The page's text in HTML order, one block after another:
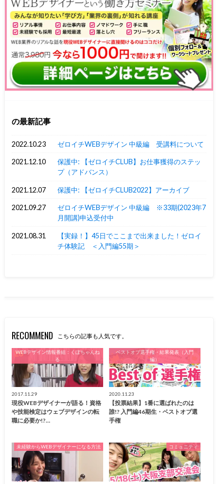
の最新記事
2022.10.23 ゼロイチWEBデザイン 中級編 受講料について
2021.12.10
保護中: 【ゼロイチCLUB】お仕事獲得のステッ
プ（アドバンス）
2021.12.07 保護中: 【ゼロイチCLUB2022】アーカイブ
2021.09.27
ゼロイチWEBデザイン 中級編 ※33期(2023年7
月開講)申込受付中
2021.08.31
【実録！】45日でここまで出来ました！ゼロイ
チ体験記 ＜入門編55期＞
RECOMMEND こちらの記事も人気です。
WEBデザイン情報番組：くぼちゃんね
る
2017.11.29
現役WEBデザイナーが語る！資格
や技能検定はウェブデザインの転
職に必要か!?…
ベストオブ選手権・結果発表（入門
編）
2020.11.23
【投票結果】1番に選ばれたのは
誰!? 入門編46期生・ベストオブ選
手権
未経験からWEBデザイナーになる方法 コミュニティ